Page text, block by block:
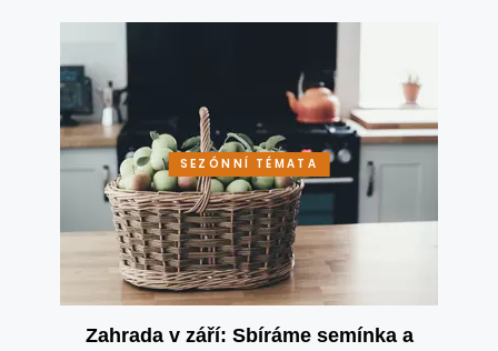
SEZÓNNÍ TÉMATA
Zahrada v září: Sbíráme semínka a